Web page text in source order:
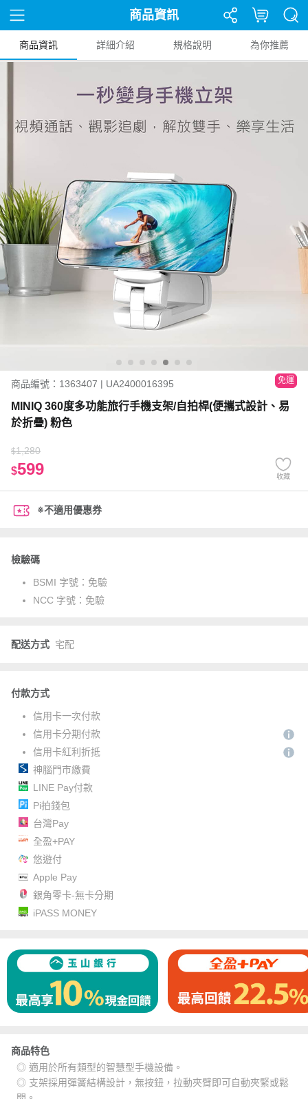
商品資訊
商品資訊 詳細介紹 規格說明 為你推薦
商品編號：1363407 | UA2400016395 免運
MINIQ 360度多功能旅行手機支架/自拍桿(便攜式設計、易
於折疊) 粉色
$1,280
$599 收藏
※不適用優惠券
檢驗碼
BSMI 字號： 免驗
NCC 字號： 免驗
配送方式 宅配
付款方式
信用卡一次付款
信用卡分期付款
信用卡紅利折抵
神腦門市繳費
LINE Pay付款
Pi拍錢包
台灣Pay
全盈+PAY
悠遊付
Apple Pay
銀角零卡-無卡分期
iPASS MONEY
商品特色
◎ 適用於所有類型的智慧型手機設備。
◎ 支架採用彈簧結構設計，無按鈕，拉動夾臂即可自動夾緊或鬆